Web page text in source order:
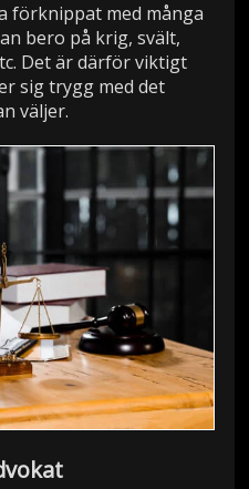
förknippat med många
bero på krig, svält,
Det är därför viktigt
sig trygg med det
väljer.